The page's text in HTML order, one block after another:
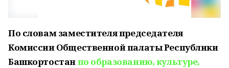
По словам заместителя председателя
Комиссии Общественной палаты Республики
Башкортостанпо образованию, культуре,